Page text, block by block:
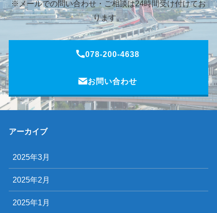
※メールでの問い合わせ・ご相談は24時間受け付けてお
ります。
078-200-4638
お問い合わせ
アーカイブ
2025年3月
2025年2月
2025年1月